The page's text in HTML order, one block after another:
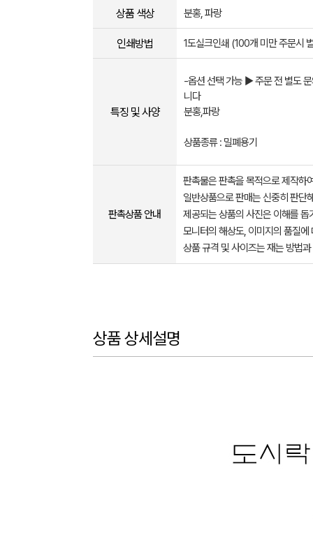
상품 색상 분홍, 파랑
인쇄방법 1도실크인쇄 (100개 미만 주문시
특징 및 사양
-옵션 선택 가능 ▶ 주문 전 별도
니다
분홍,파랑
상품종류 : 밀폐용기
판촉상품 안내
판촉물은 판촉을 목적으로 제작하
일반상품으로 판매는 신중히 판단
제공되는 상품의 사진은 이해를
모니터의 해상도, 이미지의 품질
상품 규격 및 사이즈는 재는 방법
상품 상세설명